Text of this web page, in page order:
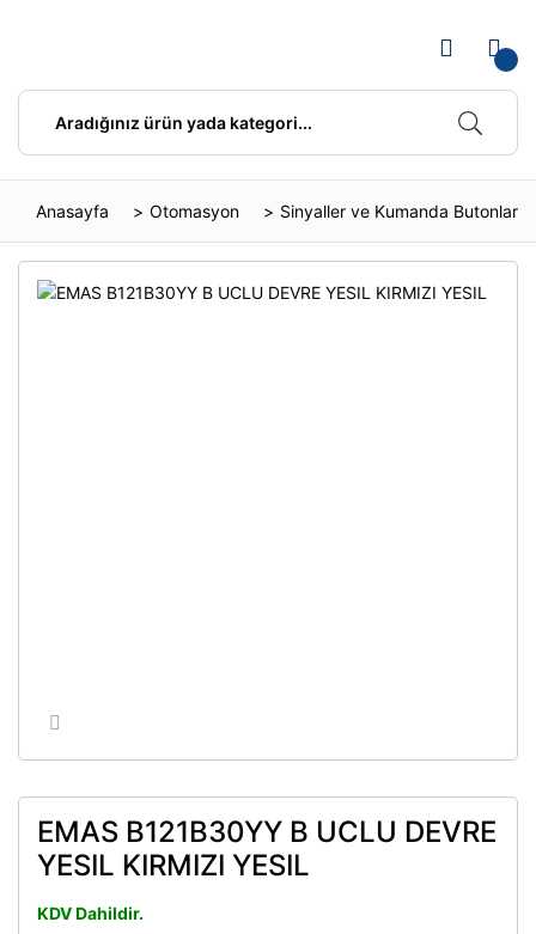
Anasayfa Otomasyon Sinyaller ve Kumanda Butonları
EMAS B121B30YY B UCLU DEVRE
YESIL KIRMIZI YESIL
KDV Dahildir.